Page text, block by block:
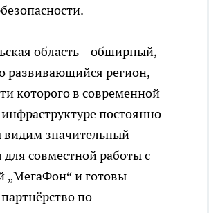
область – обширный,
развивающийся регион,
которого в современной
постоянно
видим значительный
совместной работы с
„МегаФон“ и готовы
по